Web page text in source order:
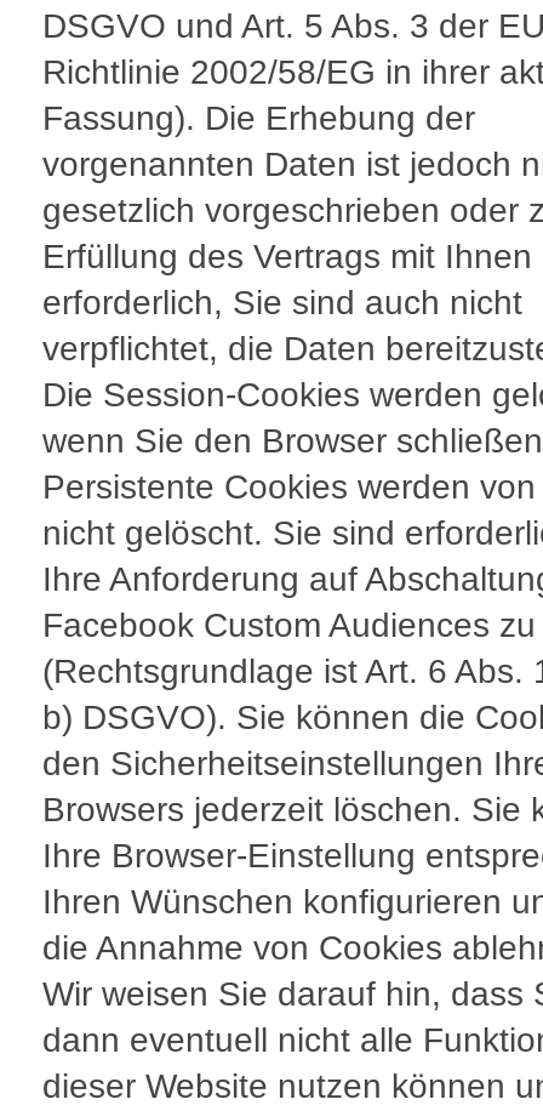
DSGVO und Art. 5 Abs. 3 der
Richtlinie 2002/58/EG in ihrer
Fassung). Die Erhebung der
vorgenannten Daten ist jedoch
gesetzlich vorgeschrieben oder
Erfüllung des Vertrags mit Ihnen
erforderlich, Sie sind auch nicht
verpflichtet, die Daten
Die Session-Cookies werden
wenn Sie den Browser
Persistente Cookies werden
nicht gelöscht. Sie sind
Ihre Anforderung auf
Facebook Custom Audiences
(Rechtsgrundlage ist Art. 6 Abs.
b) DSGVO). Sie können die
den Sicherheitseinstellungen
Browsers jederzeit löschen. Sie
Ihre Browser-Einstellung
Ihren Wünschen konfigurieren
die Annahme von Cookies
Wir weisen Sie darauf hin, dass
dann eventuell nicht alle
dieser Website nutzen können